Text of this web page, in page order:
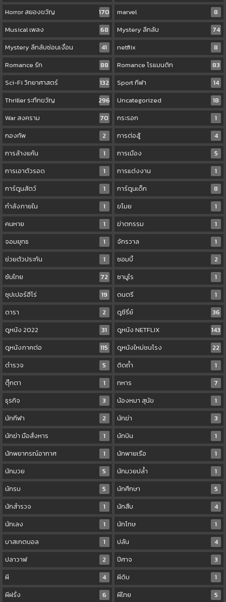
Horror สยองขวัญ
170 marvel
8
Musical เพลง
68 Mystery ลึกลับ
74
Mystery ลึกลับซ่อนเงื่อน
41 netflix
8
Romance รัก
88 Romance โรแมนติก
83
Sci-Fi วิทยาศาสตร์
132 Sport กีฬา
14
Thriller ระทึกขวัญ
296 Uncategorized
18
War สงคราม
70 กระรอก
1
กองทัพ
2 การต่อสู้
4
การล้างแค้น
1 การเมือง
5
การเอาตัวรอด
1 การแต่งงาน
1
การ์ตูนสัตว์
1 การ์ตูนเด็ก
8
กำลังภายใน
1 ขโมย
1
คนหาย
1 ฆ่าตกรรม
1
จอมยุทธ
1 จักรวาล
1
ช่วยตัวประกัน
1 ซอมบี้
2
ซับไทย
72 ซามูไร
1
ซุปเปอร์ฮีโร่
19 ดนตรี
1
ดารา
2 ดูซีรี่ย์
36
ดูหนัง 2022
31 ดูหนัง NETFLIX
143
ดูหนังภาคต่อ
115 ดูหนังใหม่ชนโรง
22
ตำรวจ
5 ติดถ้ำ
1
ตุ๊กตา
1 ทหาร
7
ธุรกิจ
3 น้องหมา สุนัข
1
นักกีฬา
2 นักฆ่า
3
นักฆ่า มือสั่งหาร
1 นักบิน
1
นักพยากรณ์อากาศ
1 นักพายเรือ
1
นักมวย
5 นักมวยปล้ำ
1
นักรบ
5 นักศึกษา
5
นักสำรวจ
1 นักสืบ
4
นักเลง
1 นักโทษ
1
บาสเกตบอล
1 ปล้น
4
ปลาวาฬ
2 ปีศาจ
3
ผี
4 ผีดิบ
1
ผีฝรั่ง
6 ผีไทย
5